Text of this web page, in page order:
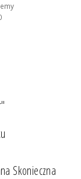
Skonieczna